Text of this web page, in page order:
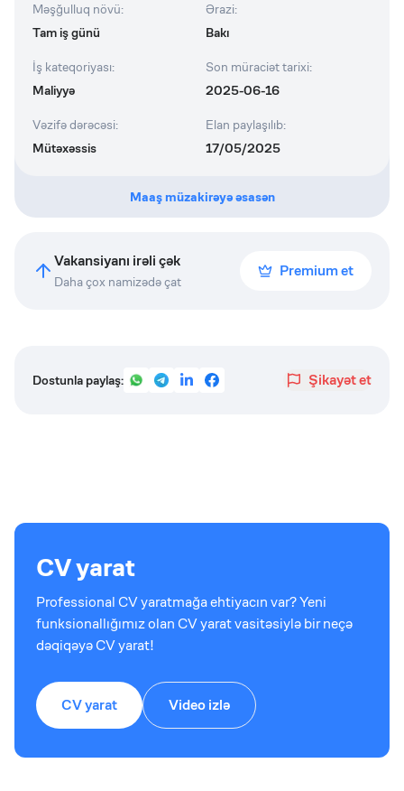
Məşğulluq növü:
Tam iş günü
Ərazi:
Bakı
İş kateqoriyası:
Maliyyə
Son müraciət tarixi:
2025-06-16
Vəzifə dərəcəsi:
Mütəxəssis
Elan paylaşılıb:
17/05/2025
Maaş müzakirəyə əsasən
Vakansiyanı irəli çək
Daha çox namizədə çat
Premium et
Dostunla paylaş: Şikayət et
CV yarat
Professional CV yaratmağa ehtiyacın var? Yeni
funksionallığımız olan CV yarat vasitəsiylə bir neçə
dəqiqəyə CV yarat!
CV yarat Video izlə